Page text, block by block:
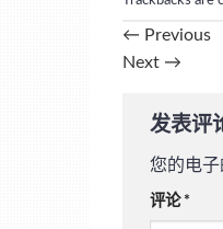
← Previous
Next →
发表评
您的电子
评论 *